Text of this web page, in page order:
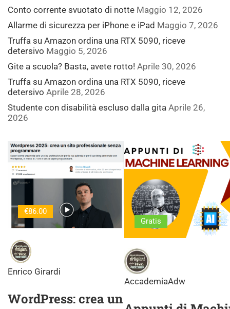
Conto corrente svuotato di notte Maggio 12, 2026
Allarme di sicurezza per iPhone e iPad Maggio 7, 2026
Truffa su Amazon ordina una RTX 5090, riceve
detersivo Maggio 5, 2026
Gite a scuola? Basta, avete rotto! Aprile 30, 2026
Truffa su Amazon ordina una RTX 5090, riceve
detersivo Aprile 28, 2026
Studente con disabilità escluso dalla gita Aprile 26,
2026
€86.00
Enrico Girardi
WordPress: crea un
Gratis
AccademiaAdw